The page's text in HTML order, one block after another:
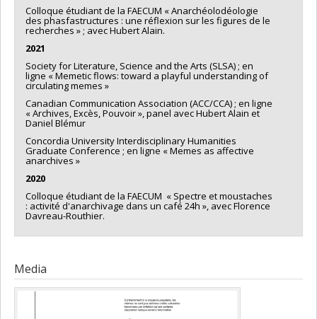
Colloque étudiant de la FAECUM « Anarchéolodéologie
des phasfastructures : une réflexion sur les figures de le
recherches » ; avec Hubert Alain.
2021
Society for Literature, Science and the Arts (SLSA) ; en
ligne « Memetic flows: toward a playful understanding of
circulating memes »
Canadian Communication Association (ACC/CCA) ; en ligne
« Archives, Excès, Pouvoir », panel avec Hubert Alain et
Daniel Blémur
Concordia University Interdisciplinary Humanities
Graduate Conference ; en ligne « Memes as affective
anarchives »
2020
Colloque étudiant de la FAECUM « Spectre et moustaches
: activité d'anarchivage dans un café 24h », avec Florence
Davreau-Routhier.
Media